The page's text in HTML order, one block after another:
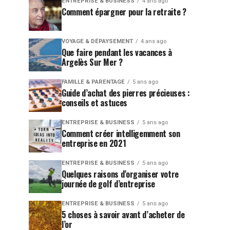
Comment épargner pour la retraite ?
VOYAGE & DÉPAYSEMENT 4 ans ago
Que faire pendant les vacances à
Argelès Sur Mer ?
FAMILLE & PARENTAGE 5 ans ago
Guide d’achat des pierres précieuses :
conseils et astuces
ENTREPRISE & BUSINESS 5 ans ago
Comment créer intelligemment son
entreprise en 2021
ENTREPRISE & BUSINESS 5 ans ago
Quelques raisons d’organiser votre
journée de golf d’entreprise
ENTREPRISE & BUSINESS 5 ans ago
5 choses à savoir avant d’acheter de
l’or